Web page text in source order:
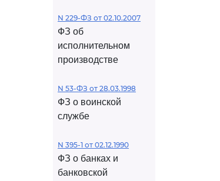
N 229-ФЗ от 02.10.2007
ФЗ об
исполнительном
производстве
N 53-ФЗ от 28.03.1998
ФЗ о воинской
службе
N 395-1 от 02.12.1990
ФЗ о банках и
банковской